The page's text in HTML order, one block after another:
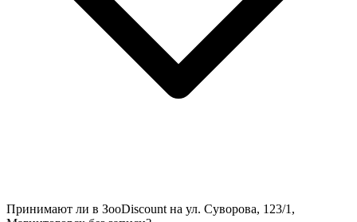
Принимают ли в ЗооDiscount на ул. Суворова, 123/1,